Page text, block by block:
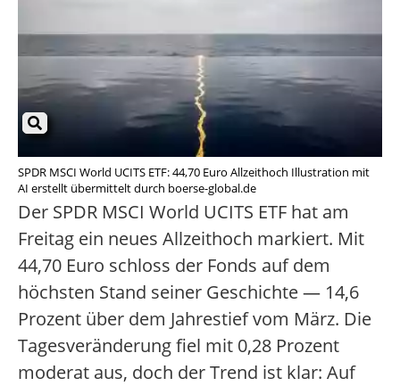
SPDR MSCI World UCITS ETF: 44,70 Euro Allzeithoch Illustration mit
AI erstellt übermittelt durch boerse-global.de
Der SPDR MSCI World UCITS ETF hat am
Freitag ein neues Allzeithoch markiert. Mit
44,70 Euro schloss der Fonds auf dem
höchsten Stand seiner Geschichte — 14,6
Prozent über dem Jahrestief vom März. Die
Tagesveränderung fiel mit 0,28 Prozent
moderat aus, doch der Trend ist klar: Auf